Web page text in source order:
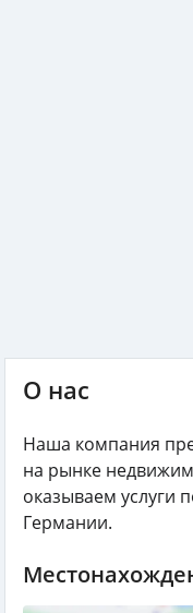
О нас
Наша компания
на рынке
оказываем услуги
Германии.